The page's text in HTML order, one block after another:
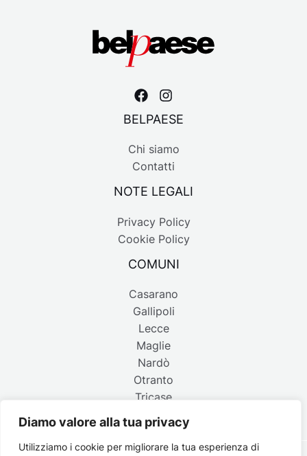
Diamo valore alla tua privacy
Utilizziamo i cookie per migliorare la tua esperienza di
BELPAESE
Chi siamo
Contatti
NOTE LEGALI
Privacy Policy
Cookie Policy
COMUNI
Casarano
Gallipoli
Lecce
Maglie
Nardò
Otranto
Tricase